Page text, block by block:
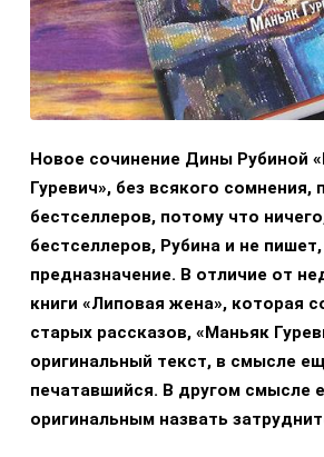
Новое сочинение Дины Рубиной
Гуревич», без всякого сомнения,
бестселлеров, потому что
бестселлеров, Рубина и не
предназначение. В отличие от
книги «Липовая жена», которая
старых рассказов, «Маньяк
оригинальный текст, в смысле
печатавшийся. В другом смысле
оригинальным назвать